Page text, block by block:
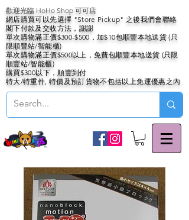
歡迎光臨 HoHo Shop 可可店
網店購買可以先選擇 "Store Pickup" 之後我們會聯絡
閣下付款及交收方法，謝謝
單次購物滿正價$300-$500，加$10包順豐本地送貨 (只
限順豐站/智能櫃)
單次購物滿正價$500以上，免費包順豐本地送貨 (只限
順豐站/智能櫃)
購買$300以下，順豐到付
特大/特重件, 特價及預訂貨物不包括以上免運優惠之內